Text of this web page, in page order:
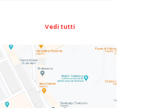
Vedi tutti